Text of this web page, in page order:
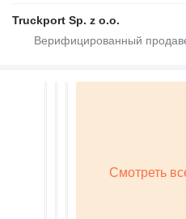
Truckport Sp. z o.o.